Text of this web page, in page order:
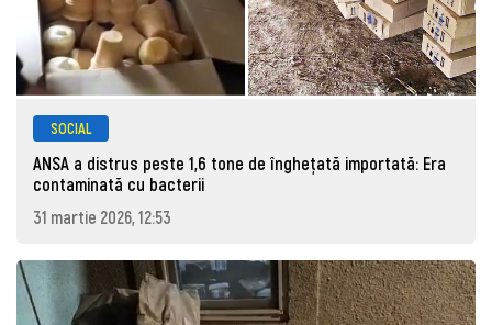
SOCIAL
ANSA a distrus peste 1,6 tone de înghețată importată: Era
contaminată cu bacterii
31 martie 2026, 12:53